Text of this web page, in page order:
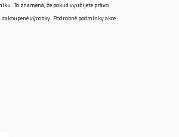
To znamená, že pokud využijete právo
výrobky. Podrobné podmínky akce